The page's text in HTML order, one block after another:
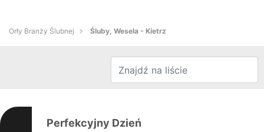
Orły Branży Ślubnej Śluby, Wesela - Kietrz
Perfekcyjny Dzień